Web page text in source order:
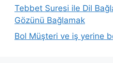
Tebbet Suresi ile Dil
Gözünü Bağlamak
Bol Müşteri ve iş yerine